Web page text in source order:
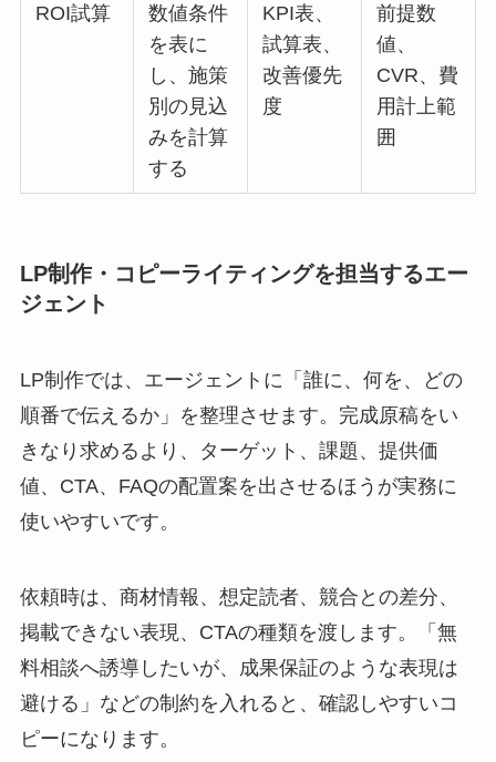
ROI試算
数値条件
を表に
し、施策
別の見込
みを計算
する
KPI表、
試算表、
改善優先
度
前提数
値、
CVR、費
用計上範
囲
LP制作・コピーライティングを担当するエー
ジェント
LP制作では、エージェントに「誰に、何を、どの
順番で伝えるか」を整理させます。完成原稿をい
きなり求めるより、ターゲット、課題、提供価
値、CTA、FAQの配置案を出させるほうが実務に
使いやすいです。
依頼時は、商材情報、想定読者、競合との差分、
掲載できない表現、CTAの種類を渡します。「無
料相談へ誘導したいが、成果保証のような表現は
避ける」などの制約を入れると、確認しやすいコ
ピーになります。